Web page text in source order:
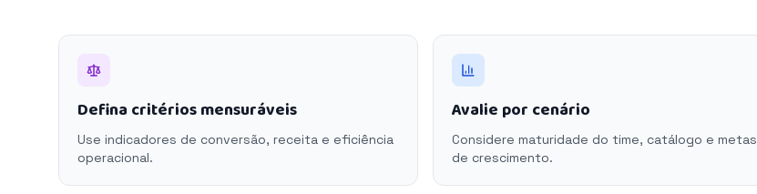
Defina critérios mensuráveis
Use indicadores de conversão, receita e eficiência
operacional.
Avalie por cenário
Considere maturidade do time, catálogo e metas
de crescimento.